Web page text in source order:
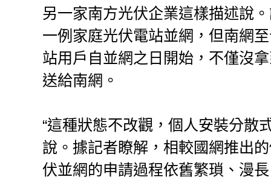
另一家南方光伏企業這樣描述說
一例家庭光伏電站並網，但南網
站用戶自並網之日開始，不僅沒
送給南網。
“這種狀態不改觀，個人安裝分散
說。據記者瞭解，相較國網推出
伏並網的申請過程依舊繁瑣、漫